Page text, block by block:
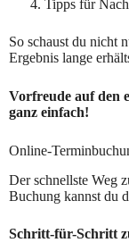
Tipps für
So schaust du nicht
Ergebnis lange
Vorfreude auf den
ganz einfach!
Online-
Der schnellste Weg
Buchung kannst du
Schritt-für-Schritt